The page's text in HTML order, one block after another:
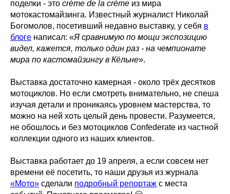
поделки - это crème de la crème из мира
мотокастомайзинга. Известный журналист Николай
Богомолов, посетивший недавно выставку, у себя в
блоге написал: «Я сравнимую по мощи экспозицию
видел, кажется, только один раз - на чемпионате
мира по кастомайзингу в Кёльне».
Выставка достаточно камерная - около трёх десятков
мотоциклов. Но если смотреть внимательно, не спеша
изучая детали и проникаясь уровнем мастерства, то
можно на ней хоть целый день провести. Разумеется,
не обошлось и без мотоциклов Confederate из частной
коллекции одного из наших клиентов.
Выставка работает до 19 апреля, а если совсем нет
времени её посетить, то наши друзья из журнала
«Мото» сделали подробный репортаж с места